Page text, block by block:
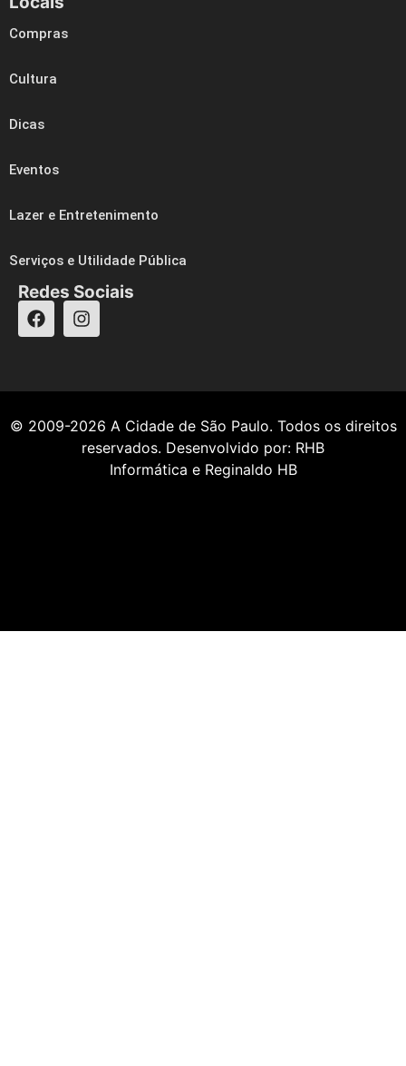
Compras
Cultura
Dicas
Eventos
Lazer e Entretenimento
Serviços e Utilidade Pública
Redes Sociais
© 2009-2026 A Cidade de São Paulo. Todos os direitos
reservados. Desenvolvido por: RHB
Informática e Reginaldo HB